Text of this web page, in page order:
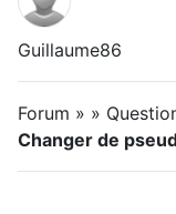
Guillaume86
Forum » »
Changer de